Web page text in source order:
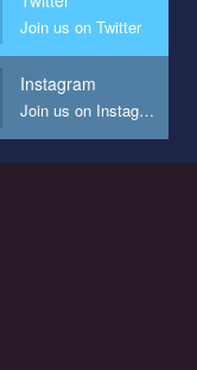
нам реализовать
на почве
наш канал YouTube
Join us on Twitter
Instagram
Join us on Instagram